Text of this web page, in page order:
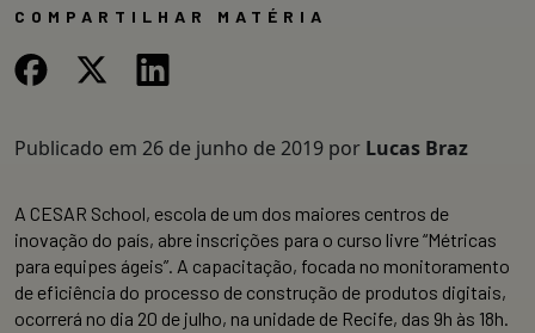
COMPARTILHAR MATÉRIA
Publicado em 26 de junho de 2019 por Lucas Braz
A CESAR School, escola de um dos maiores centros de
inovação do país, abre inscrições para o curso livre “Métricas
para equipes ágeis”. A capacitação, focada no monitoramento
de eficiência do processo de construção de produtos digitais,
ocorrerá no dia 20 de julho, na unidade de Recife, das 9h às 18h.